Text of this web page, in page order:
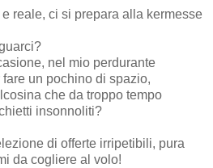
e reale, ci si prepara alla kermesse
nel mio perdurante
un pochino di spazio,
che da troppo tempo
insonnoliti?
di offerte irripetibili, pura
da cogliere al volo!